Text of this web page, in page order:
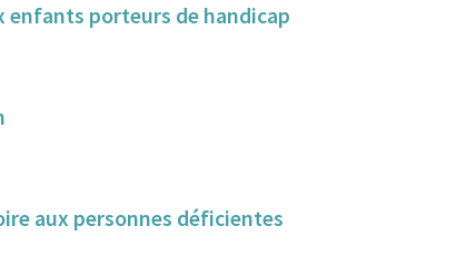
enfants porteurs de handicap
aux personnes déficientes